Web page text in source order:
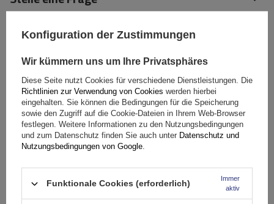
Bewertungen(0)
Ihre Bewertung schreiben
Ihre Note:
5/5
Konfiguration der Zustimmungen
Wir kümmern uns um Ihre Privatsphäres
Diese Seite nutzt Cookies für verschiedene Dienstleistungen. Die
Richtlinien zur Verwendung von Cookies werden hierbei
eingehalten. Sie können die Bedingungen für die Speicherung
sowie den Zugriff auf die Cookie-Dateien in Ihrem Web-Browser
festlegen. Weitere Informationen zu den Nutzungsbedingungen
und zum Datenschutz finden Sie auch unter Datenschutz und
Nutzungsbedingungen von Google.
Funktionale Cookies (erforderlich)
Immer
aktiv